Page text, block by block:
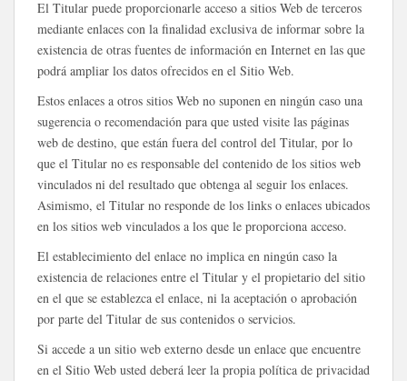
El Titular puede proporcionarle acceso a sitios Web de terceros
mediante enlaces con la finalidad exclusiva de informar sobre la
existencia de otras fuentes de información en Internet en las que
podrá ampliar los datos ofrecidos en el Sitio Web.
Estos enlaces a otros sitios Web no suponen en ningún caso una
sugerencia o recomendación para que usted visite las páginas
web de destino, que están fuera del control del Titular, por lo
que el Titular no es responsable del contenido de los sitios web
vinculados ni del resultado que obtenga al seguir los enlaces.
Asimismo, el Titular no responde de los links o enlaces ubicados
en los sitios web vinculados a los que le proporciona acceso.
El establecimiento del enlace no implica en ningún caso la
existencia de relaciones entre el Titular y el propietario del sitio
en el que se establezca el enlace, ni la aceptación o aprobación
por parte del Titular de sus contenidos o servicios.
Si accede a un sitio web externo desde un enlace que encuentre
en el Sitio Web usted deberá leer la propia política de privacidad